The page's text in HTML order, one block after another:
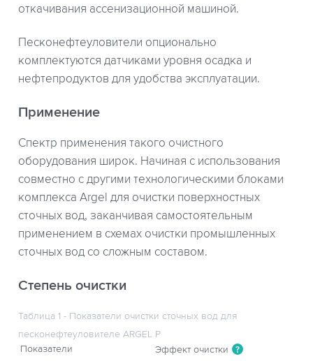
откачивания ассенизационной машиной.
Песконефтеуловители опционально
комплектуются датчиками уровня осадка и
нефтепродуктов для удобства эксплуатации.
Применение
Спектр применения такого очистного
оборудования широк. Начиная с использования
совместно с другими технологическими блоками
комплекса Argel для очистки поверхностных
сточных вод, заканчивая самостоятельным
применением в схемах очистки промышленных
сточных вод со сложным составом.
Степень очистки
Таблица 1 - Показатели очистки сточных вод для
песконефтеуловителе ARGEL P
Показатели
Эффект очистки ?